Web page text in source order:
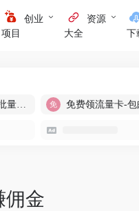
创业
项目
资源
大全
下
作者主页视频批量提取 免费领流量卡-包
佣金